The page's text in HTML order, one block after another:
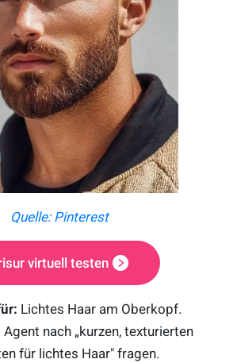
Quelle: Pinterest
virtuell testen
Lichtes Haar am Oberkopf.
Agent nach „kurzen, texturierten
für lichtes Haar" fragen.